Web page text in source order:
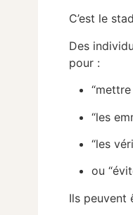
C’est le
Des
pour :
“les
“les
ou
Ils peuvent